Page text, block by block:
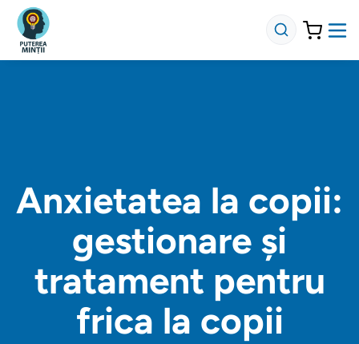
Anxietatea la copii:
gestionare și
tratament pentru
frica la copii